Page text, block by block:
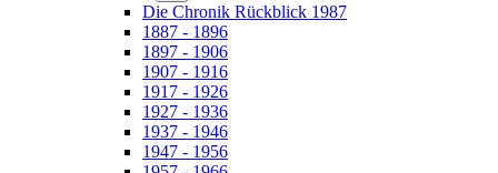
Die Chronik Rückblick 1987
1887 - 1896
1897 - 1906
1907 - 1916
1917 - 1926
1927 - 1936
1937 - 1946
1947 - 1956